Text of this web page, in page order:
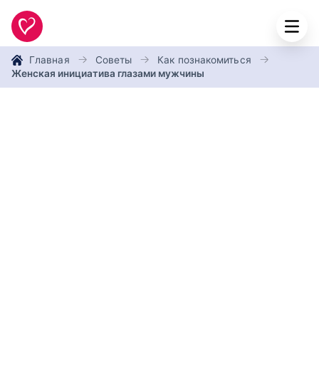
Главная Советы
Как познакомиться
Женская инициатива глазами мужчины